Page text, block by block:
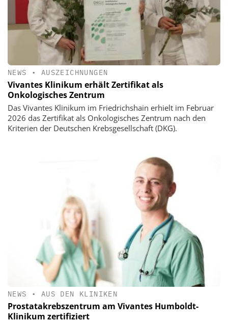
NEWS • AUSZEICHNUNGEN
Vivantes Klinikum erhält Zertifikat als
Onkologisches Zentrum
Das Vivantes Klinikum im Friedrichshain erhielt im Februar
2026 das Zertifikat als Onkologisches Zentrum nach den
Kriterien der Deutschen Krebsgesellschaft (DKG).
NEWS • AUS DEN KLINIKEN
Prostatakrebszentrum am Vivantes Humboldt-
Klinikum zertifiziert